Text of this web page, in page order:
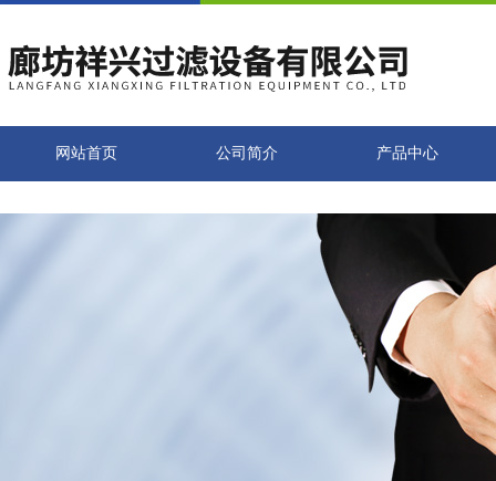
网站首页 公司简介 产品中心